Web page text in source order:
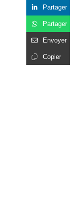
Partager
Partager
Envoyer
Copier